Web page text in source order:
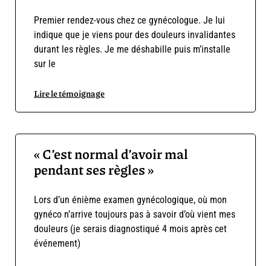
Premier rendez-vous chez ce gynécologue. Je lui
indique que je viens pour des douleurs invalidantes
durant les règles. Je me déshabille puis m’installe
sur le
Lire le témoignage
« C’est normal d’avoir mal
pendant ses règles »
Lors d’un énième examen gynécologique, où mon
gynéco n’arrive toujours pas à savoir d’où vient mes
douleurs (je serais diagnostiqué 4 mois après cet
événement)